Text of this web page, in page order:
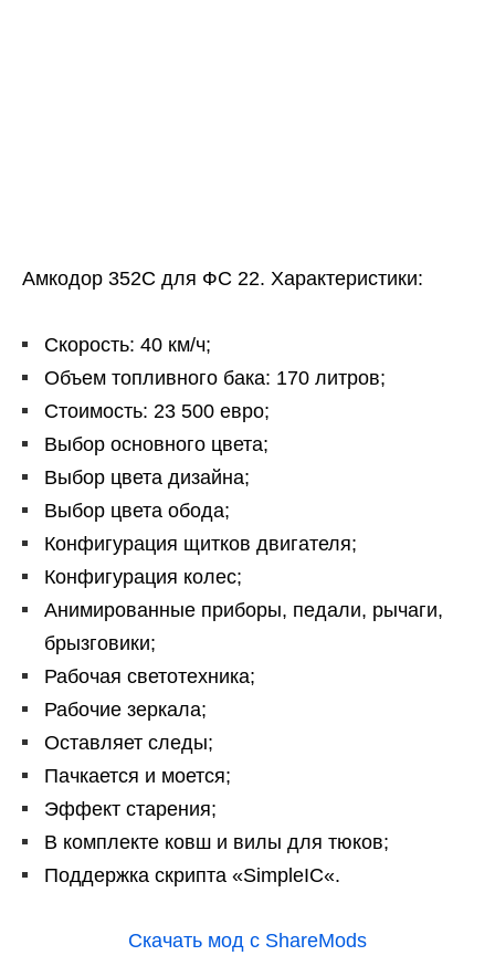
Амкодор 352С для ФС 22. Характеристики:
Скорость: 40 км/ч;
Объем топливного бака: 170 литров;
Стоимость: 23 500 евро;
Выбор основного цвета;
Выбор цвета дизайна;
Выбор цвета обода;
Конфигурация щитков двигателя;
Конфигурация колес;
Анимированные приборы, педали, рычаги,
брызговики;
Рабочая светотехника;
Рабочие зеркала;
Оставляет следы;
Пачкается и моется;
Эффект старения;
В комплекте ковш и вилы для тюков;
Поддержка скрипта «SimpleIC«.
Скачать мод с ShareMods